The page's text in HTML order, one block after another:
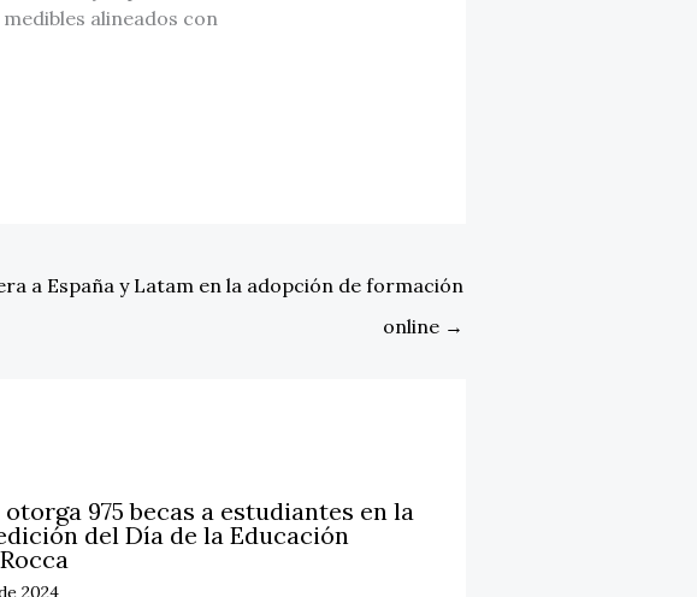
alineados con
a España y Latam en la adopción de formación
online →
975 becas a estudiantes en la
del Día de la Educación
2024